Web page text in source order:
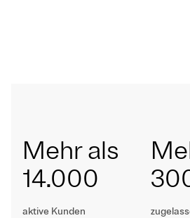
Mehr als
14.000
aktive Kunden